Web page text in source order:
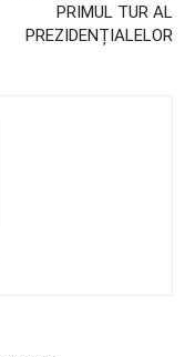
PRIMUL TUR AL
PREZIDENȚIALELOR